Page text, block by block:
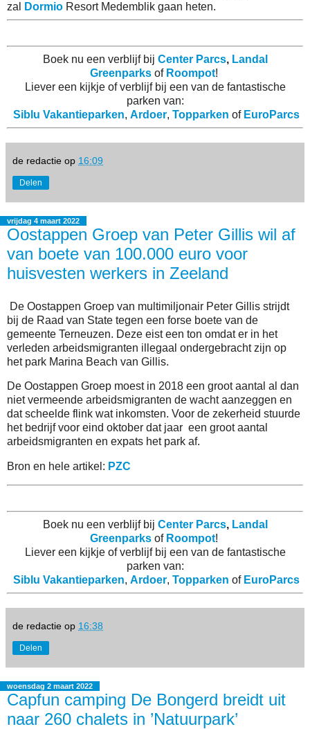
zal
Dormio Resort Medemblik gaan heten.
Boek nu een verblijf bij Center Parcs, Landal
Greenparksof Roompot!
Liever een kijkje of verblijf bij een van de fantastische
parken van:
Siblu Vakantieparken, Ardoer, Topparken of EuroParcs
de redactie op 16:09
Delen
vrijdag 4 maart 2022
Oostappen Groep van Peter Gillis wil af
van boete van 100.000 euro voor
huisvesten werkers in Zeeland
De Oostappen Groep van multimiljonair Peter Gillis strijdt
bij de Raad van State tegen een forse boete van de
gemeente Terneuzen. Deze eist een ton omdat er in het
verleden arbeidsmigranten illegaal ondergebracht zijn op
het park Marina Beach van Gillis.
De Oostappen Groep moest in 2018 een groot aantal al dan
niet vermeende arbeidsmigranten de wacht aanzeggen en
dat scheelde flink wat inkomsten. Voor de zekerheid stuurde
het bedrijf voor eind oktober dat jaar een groot aantal
arbeidsmigranten en expats het park af.
Bron en hele artikel: PZC
Boek nu een verblijf bij Center Parcs, Landal
Greenparksof Roompot!
Liever een kijkje of verblijf bij een van de fantastische
parken van:
Siblu Vakantieparken, Ardoer, Topparken of EuroParcs
de redactie op 16:38
Delen
woensdag 2 maart 2022
Capfun camping De Bongerd breidt uit
naar 260 chalets in ’Natuurpark’